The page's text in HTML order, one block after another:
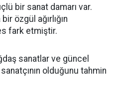
bir sanat damarı var.
özgül ağırlığın
fark etmiştir.
sanatlar ve güncel
olduğunu tahmin